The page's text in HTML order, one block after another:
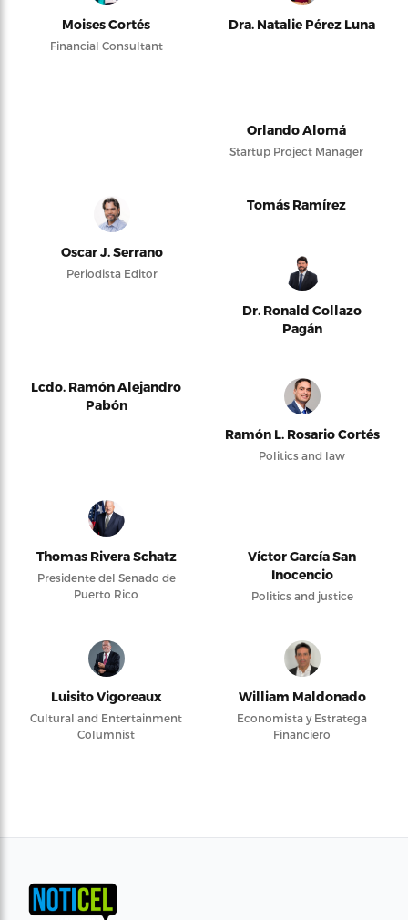
Moises Cortés
Financial Consultant
Dra. Natalie Pérez Luna
Orlando Alomá
Startup Project Manager
Oscar J. Serrano
Periodista Editor
Tomás Ramírez
Dr. Ronald Collazo
Pagán
Lcdo. Ramón Alejandro
Pabón
Ramón L. Rosario Cortés
Politics and law
Thomas Rivera Schatz
Presidente del Senado de
Puerto Rico
Víctor García San
Inocencio
Politics and justice
Luisito Vigoreaux
Cultural and Entertainment
Columnist
William Maldonado
Economista y Estratega
Financiero